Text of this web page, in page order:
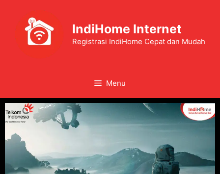
IndiHome Internet
Registrasi IndiHome Cepat dan Mudah
Menu